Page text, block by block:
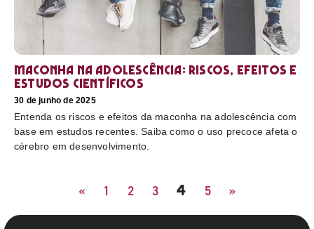
Maconha na adolescência: riscos, efeitos e
estudos científicos
30 de junho de 2025
Entenda os riscos e efeitos da maconha na adolescência com
base em estudos recentes. Saiba como o uso precoce afeta o
cérebro em desenvolvimento.
« 1 2 3 4 5 »